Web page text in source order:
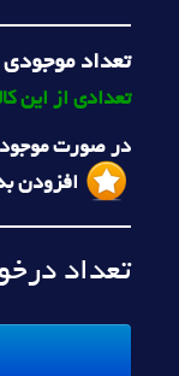
تعداد موجودی
تعدادی از این
در صورت
افزودن
تعداد